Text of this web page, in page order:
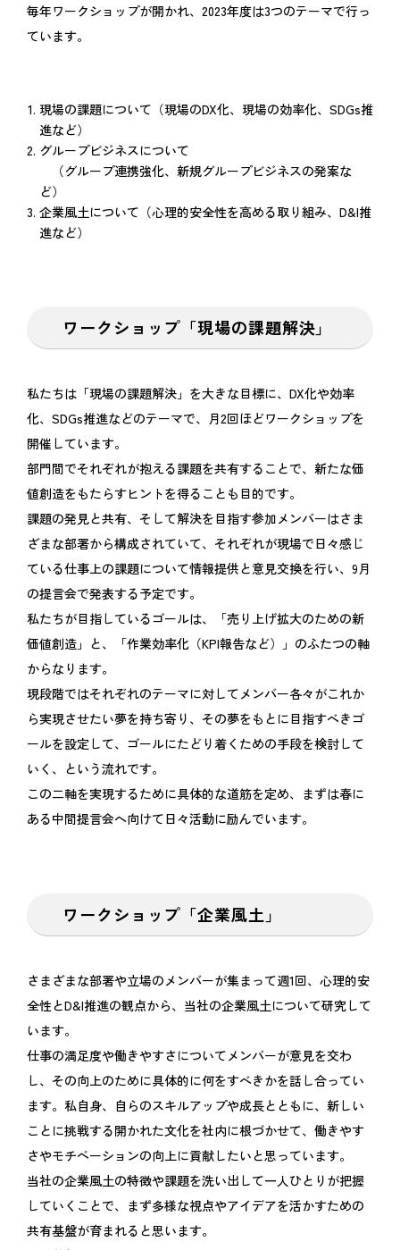
毎年ワークショップが開かれ、2023年度は3つのテーマで行っ
ています。
現場の課題について（現場のDX化、現場の効率化、SDGs推
進など）
グループビジネスについて
（グループ連携強化、新規グループビジネスの発案な
ど）
企業風土について（心理的安全性を高める取り組み、D&I推
進など）
ワークショップ「現場の課題解決」
私たちは「現場の課題解決」を大きな目標に、DX化や効率
化、SDGs推進などのテーマで、月2回ほどワークショップを
開催しています。
部門間でそれぞれが抱える課題を共有することで、新たな価
値創造をもたらすヒントを得ることも目的です。
課題の発見と共有、そして解決を目指す参加メンバーはさま
ざまな部署から構成されていて、それぞれが現場で日々感じ
ている仕事上の課題について情報提供と意見交換を行い、9月
の提言会で発表する予定です。
私たちが目指しているゴールは、「売り上げ拡大のための新
価値創造」と、「作業効率化（KPI報告など）」のふたつの軸
からなります。
現段階ではそれぞれのテーマに対してメンバー各々がこれか
ら実現させたい夢を持ち寄り、その夢をもとに目指すべきゴ
ールを設定して、ゴールにたどり着くための手段を検討して
いく、という流れです。
この二軸を実現するために具体的な道筋を定め、まずは春に
ある中間提言会へ向けて日々活動に励んでいます。
ワークショップ「企業風土」
さまざまな部署や立場のメンバーが集まって週1回、心理的安
全性とD&I推進の観点から、当社の企業風土について研究して
います。
仕事の満足度や働きやすさについてメンバーが意見を交わ
し、その向上のために具体的に何をすべきかを話し合ってい
ます。私自身、自らのスキルアップや成長とともに、新しい
ことに挑戦する開かれた文化を社内に根づかせて、働きやす
さやモチベーションの向上に貢献したいと思っています。
当社の企業風土の特徴や課題を洗い出して一人ひとりが把握
していくことで、まず多様な視点やアイデアを活かすための
共有基盤が育まれると思います。